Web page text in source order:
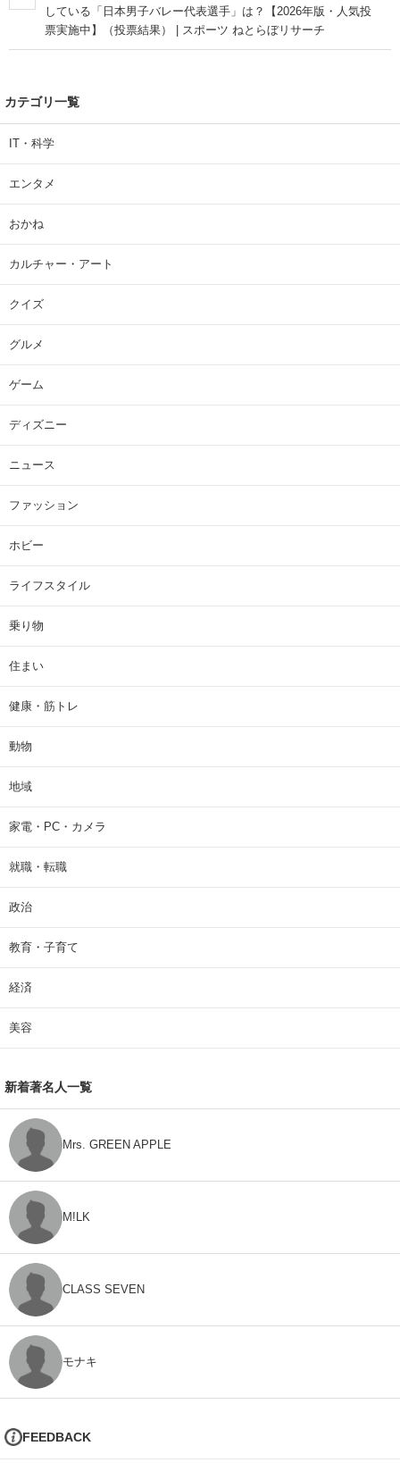
している「日本男子バレー代表選手」は？【2026年版・人気投
票実施中】（投票結果） | スポーツ ねとらぼリサーチ
カテゴリ一覧
IT・科学
エンタメ
おかね
カルチャー・アート
クイズ
グルメ
ゲーム
ディズニー
ニュース
ファッション
ホビー
ライフスタイル
乗り物
住まい
健康・筋トレ
動物
地域
家電・PC・カメラ
就職・転職
政治
教育・子育て
経済
美容
新着著名人一覧
Mrs. GREEN APPLE
M!LK
CLASS SEVEN
モナキ
FEEDBACK